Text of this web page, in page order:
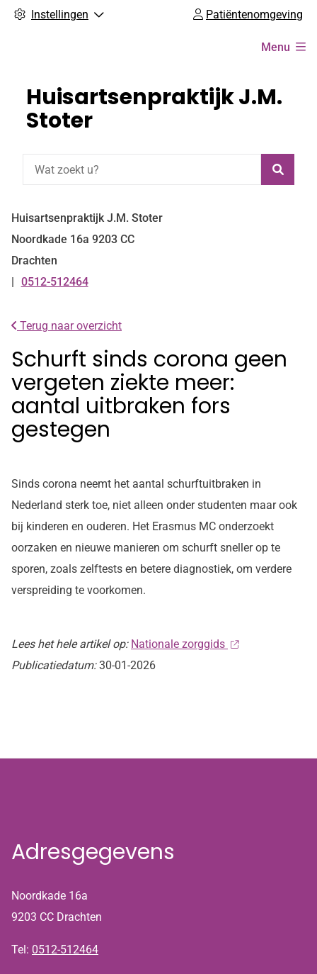
Instellingen Patiëntenomgeving
Menu
Huisartsenpraktijk J.M.
Stoter
Huisartsenpraktijk J.M. Stoter
Noordkade 16a 9203 CC
Drachten
Tel:
0512-512464
Terug naar overzicht
Schurft sinds corona geen
vergeten ziekte meer:
aantal uitbraken fors
gestegen
Sinds corona neemt het aantal schurftuitbraken in
Nederland sterk toe, niet alleen onder studenten maar ook
bij kinderen en ouderen. Het Erasmus MC onderzoekt
oorzaken en nieuwe manieren om schurft sneller op te
sporen, zoals zelftests en betere diagnostiek, om verdere
verspreiding te voorkomen.
Lees het hele artikel op: Nationale zorggids
Publicatiedatum:30-01-2026
Adresgegevens
Noordkade 16a
9203 CC Drachten
Tel: 0512-512464